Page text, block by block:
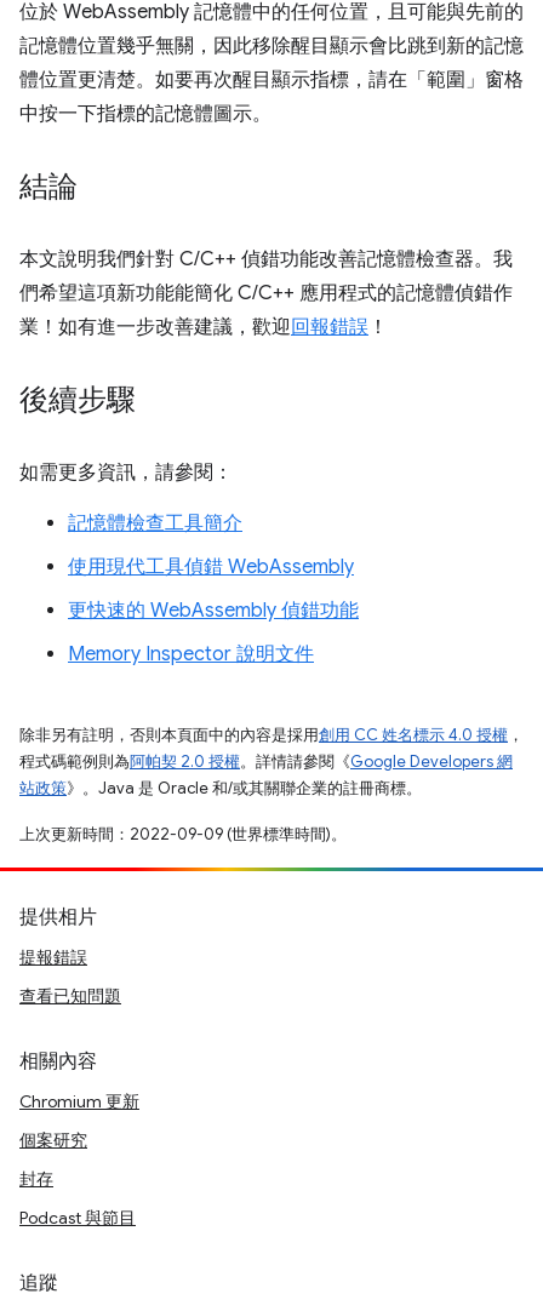
位於 WebAssembly 記憶體中的任何位置，且可能與先前的
記憶體位置幾乎無關，因此移除醒目顯示會比跳到新的記憶
體位置更清楚。如要再次醒目顯示指標，請在「範圍」 窗格
中按一下指標的記憶體圖示。
結論
本文說明我們針對 C/C++ 偵錯功能改善記憶體檢查器。我
們希望這項新功能能簡化 C/C++ 應用程式的記憶體偵錯作
業！如有進一步改善建議，歡迎回報錯誤 ！
後續步驟
如需更多資訊，請參閱：
記憶體檢查工具簡介
使用現代工具偵錯 WebAssembly
更快速的 WebAssembly 偵錯功能
Memory Inspector 說明文件
除非另有註明，否則本頁面中的內容是採用創用 CC 姓名標示 4.0 授權 ，
程式碼範例則為阿帕契 2.0 授權。詳情請參閱《Google Developers 網
站政策》。Java 是 Oracle 和/或其關聯企業的註冊商標。
上次更新時間：2022-09-09 (世界標準時間)。
提供相片
提報錯誤
查看已知問題
相關內容
Chromium 更新
個案研究
封存
Podcast 與節目
追蹤